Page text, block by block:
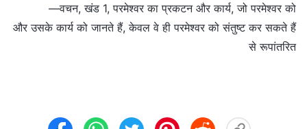
—वचन, खंड 1, परमेश्वर का प्रकटन और कार्य, जो परमेश्वर को
और उसके कार्य को जानते हैं, केवल वे ही परमेश्वर को संतुष्ट कर सकते हैं
से रूपांतरित